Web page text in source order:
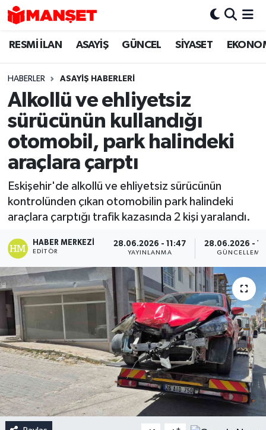
RESMİ İLAN ASAYİŞ GÜNCEL SİYASET
HABERLER ASAYİŞ HABERLERİ
Alkollü ve ehliyetsiz
sürücünün kullandığı
otomobil, park halindeki
araçlara çarptı
Eskişehir'de alkollü ve ehliyetsiz sürücünün
kontrolünden çıkan otomobilin park halindeki
araçlara çarptığı trafik kazasında 2 kişi yaralandı.
HABER MERKEZI
EDITÖR
28.06.2026 - 11:47
YAYINLANMA
28.06.2026 -
GÜNCELLEME
Hava Durumu
Trafik Durumu
Süper Lig Puan Durumu ve Fikstür
Tüm Manşetler
Son Dakika Haberleri
Haber Arşivi